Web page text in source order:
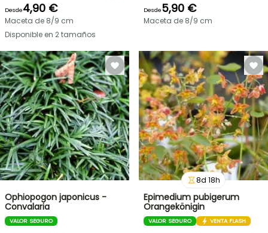
Desde4,90 €
Maceta de 8/9 cm
Disponible en 2 tamaños
Desde5,90 €
Maceta de 8/9 cm
Ophiopogon japonicus -
Convalaria
VALOR SEGURO
8d 18h
Epimedium pubigerum
Orangekönigin
VALOR SEGURO VENTA FLASH